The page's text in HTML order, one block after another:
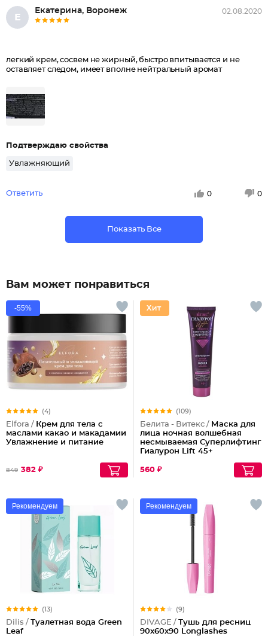
Е
Екатерина, Воронеж 02.08.2020
легкий крем, сосвем не жирный, быстро впитывается и не
оставляет следом, имеет вполне нейтральный аромат
Подтверждаю свойства
Увлажняющий
Ответить 0 0
Показать Все
Вам может понравиться
-55%
(4)
Elfora / Крем для тела с
маслами какао и макадамии
Увлажнение и питание
849 382 ₽
(109)
Белита - Витекс / Маска для
лица ночная волшебная
несмываемая Суперлифтинг
Гиалурон Lift 45+
560 ₽
Рекомендуем
(13)
Dilis / Туалетная вода Green
Leaf
Рекомендуем
(9)
DIVAGE / Тушь для ресниц
90x60x90 Longlashes